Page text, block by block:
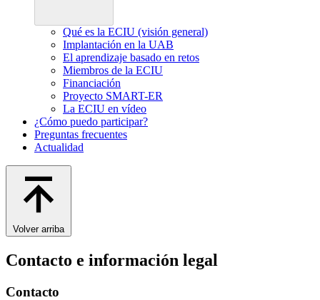
Qué es la ECIU (visión general)
Implantación en la UAB
El aprendizaje basado en retos
Miembros de la ECIU
Financiación
Proyecto SMART-ER
La ECIU en vídeo
¿Cómo puedo participar?
Preguntas frecuentes
Actualidad
Volver arriba
Contacto e información legal
Contacto